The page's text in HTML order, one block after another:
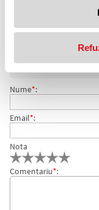
COMENTARII
Nu exista comentarii.
Adresa de e-
Nume*:
Email*:
Nota
Comentariu*: